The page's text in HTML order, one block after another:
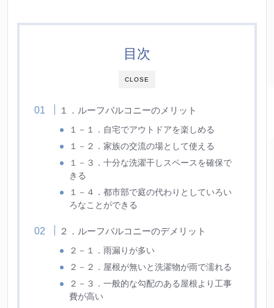
CLOSE
目次
１．ルーフバルコニーのメリット
１－１．自宅でアウトドアを楽しめる
１－２．家族の交流の場として使える
１－３．十分な洗濯干しスペースを確保で
きる
１－４．都市部で庭の代わりとしていろい
ろなことができる
２．ルーフバルコニーのデメリット
２－１．雨漏りが多い
２－２．屋根が無いと洗濯物が雨で濡れる
２－３．一般的な勾配のある屋根より工事
費が高い